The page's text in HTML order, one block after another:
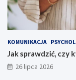
KOMUNIKACJA
Jak sprawdzić, czy
26 lipca 2026